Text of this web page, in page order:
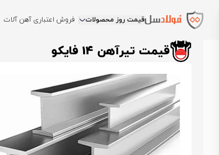
قیمت روز محصولات
فروش اعتباری آهن آلات
فولادسل
قیمت تیرآهن 14 فایکو